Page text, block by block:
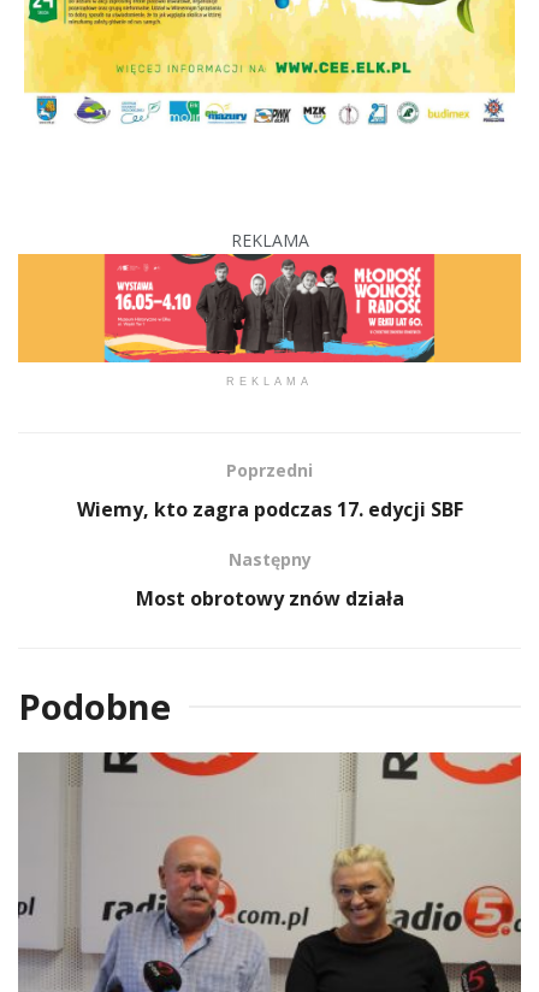
REKLAMA
REKLAMA
Poprzedni
Wiemy, kto zagra podczas 17. edycji SBF
Następny
Most obrotowy znów działa
Podobne